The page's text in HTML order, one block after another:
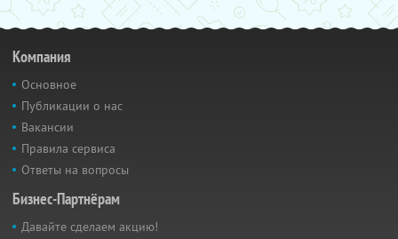
Компания
Основное
Публикации о нас
Вакансии
Правила сервиса
Ответы на вопросы
Бизнес-Партнёрам
Давайте сделаем акцию!